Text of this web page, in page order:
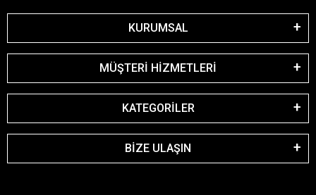
KURUMSAL
MÜŞTERİ HİZMETLERİ
KATEGORİLER
BİZE ULAŞIN